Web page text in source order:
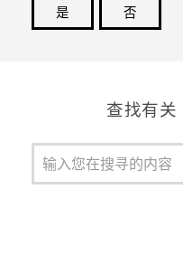
是
否
查找有关